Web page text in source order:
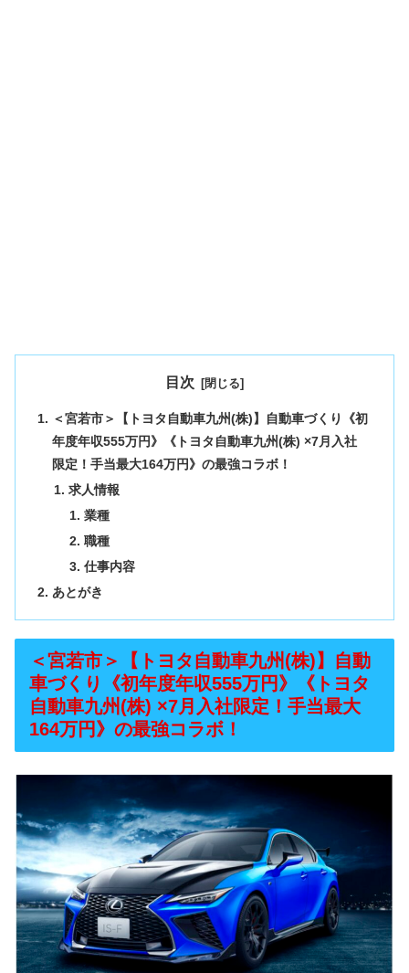
目次
＜宮若市＞【トヨタ自動車九州(株)】自動車づくり《初
年度年収555万円》《トヨタ自動車九州(株) ×7月入社
限定！手当最大164万円》の最強コラボ！
求人情報
業種
職種
仕事内容
あとがき
＜宮若市＞【トヨタ自動車九州(株)】自動
車づくり《初年度年収555万円》《トヨタ
自動車九州(株) ×7月入社限定！手当最大
164万円》の最強コラボ！